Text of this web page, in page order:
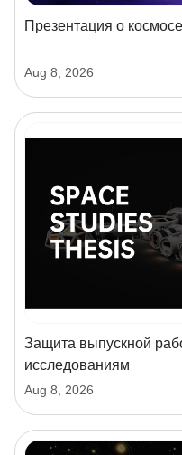
Презентация о
Aug 8, 2026
Защита выпускной
исследованиям
Aug 8, 2026